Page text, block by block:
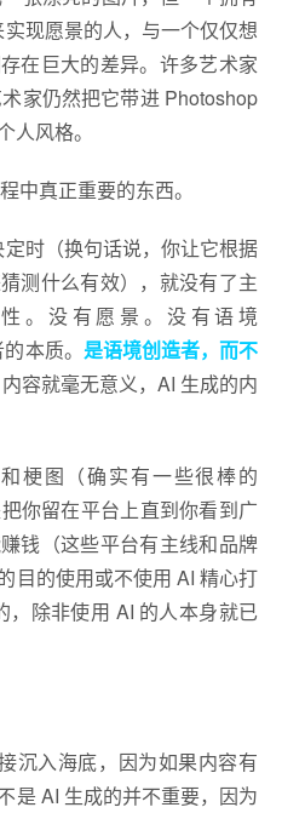
现愿景的人，与一个仅仅想
在巨大的差异。许多艺术家
家仍然把它带进 Photoshop
人风格。
中真正重要的东西。
时（换句话说，你让它根据
测什么有效），就没有了主
。没有愿景。没有语境
本质。 是语境创造者，而不
容就毫无意义，AI 生成的内
梗图（确实有一些很棒的
你留在平台上直到你看到广
钱（这些平台有主线和品牌
目的使用或不使用 AI 精心打
，除非使用 AI 的人本身就已
沉入海底，因为如果内容有
是 AI 生成的并不重要，因为